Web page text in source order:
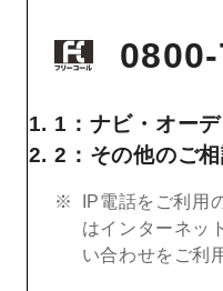
1：ナビ・オー
2：その他のご
IP電話をご利用
はインターネッ
い合わせをご利